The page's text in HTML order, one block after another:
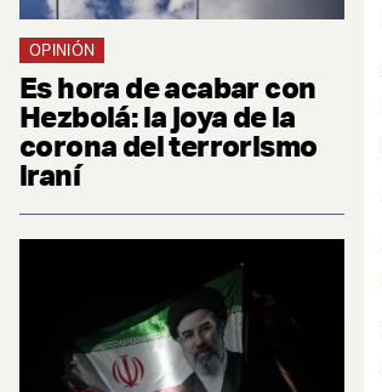
OPINIÓN
Es hora de acabar con
Hezbolá: la joya de la
corona del terrorismo
iraní